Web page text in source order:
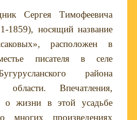
Сергея Тимофеевича
1859), носящий название
расположен в
писателя в селе
района
области. Впечатления,
о жизни в этой усадьбе
многих произведениях